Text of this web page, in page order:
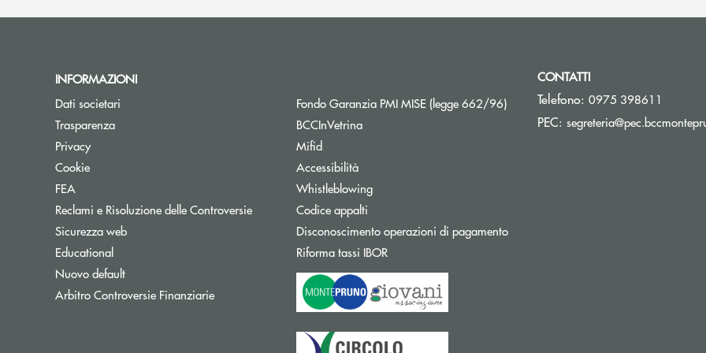
INFORMAZIONI
Dati societari
Trasparenza
Privacy
Cookie
FEA
Reclami e Risoluzione delle Controversie
Sicurezza web
Educational
Nuovo default
Arbitro Controversie FinanziarieApre una nuova finestra
Fondo Garanzia PMI MISE (legge 662/96)Apre una nuova finestra
BCCInVetrina
Mifid
Accessibilità
Whistleblowing
Codice appalti
Disconoscimento operazioni di pagamento
Riforma tassi IBORApre una nuova finestra
CONTATTI
Telefono: 0975 398611
PEC: